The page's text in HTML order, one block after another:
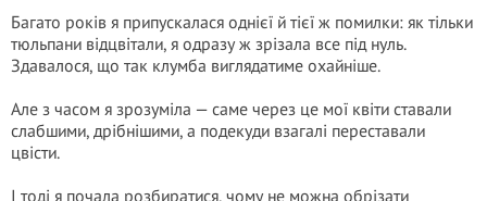
Багато років я припускалася однієї й тієї ж помилки: як тільки
тюльпани відцвітали, я одразу ж зрізала все під нуль.
Здавалося, що так клумба виглядатиме охайніше.
Але з часом я зрозуміла — саме через це мої квіти ставали
слабшими, дрібнішими, а подекуди взагалі переставали
цвісти.
І тоді я почала розбиратися, чому не можна обрізати